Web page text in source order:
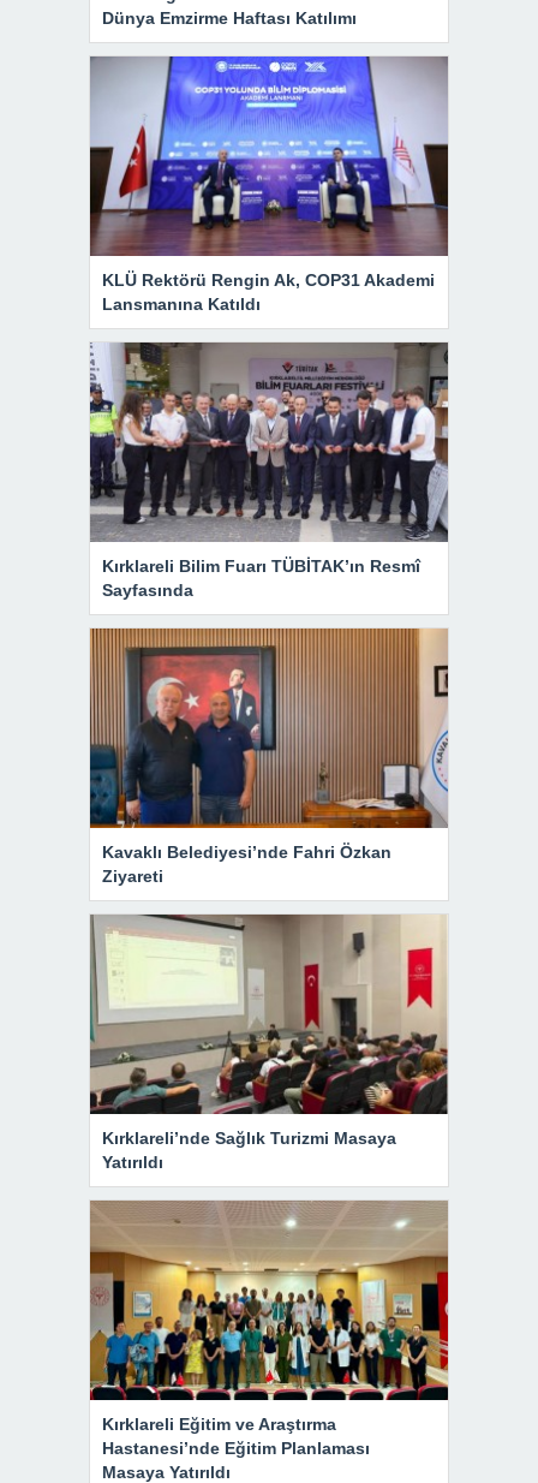
Dünya Emzirme Haftası Katılımı
KLÜ Rektörü Rengin Ak, COP31 Akademi
Lansmanına Katıldı
Kırklareli Bilim Fuarı TÜBİTAK’ın Resmî
Sayfasında
Kavaklı Belediyesi’nde Fahri Özkan
Ziyareti
Kırklareli’nde Sağlık Turizmi Masaya
Yatırıldı
Kırklareli Eğitim ve Araştırma
Hastanesi’nde Eğitim Planlaması
Masaya Yatırıldı